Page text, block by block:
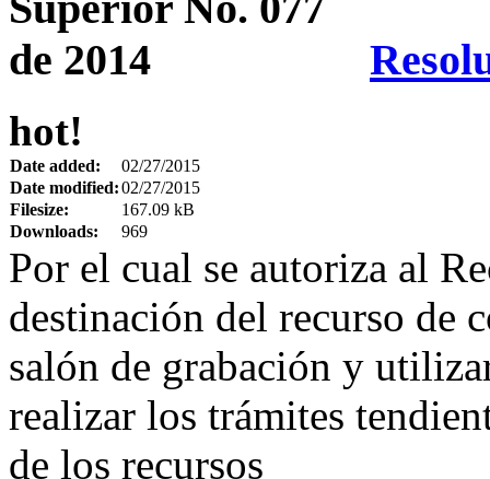
hot!
Date added:
02/27/2015
Date modified:02/27/2015
Filesize:
167.09 kB
Downloads:
969
Por el cual se autoriza al
destinación del recurso de
salón de grabación y
realizar los trámites
de los recursos